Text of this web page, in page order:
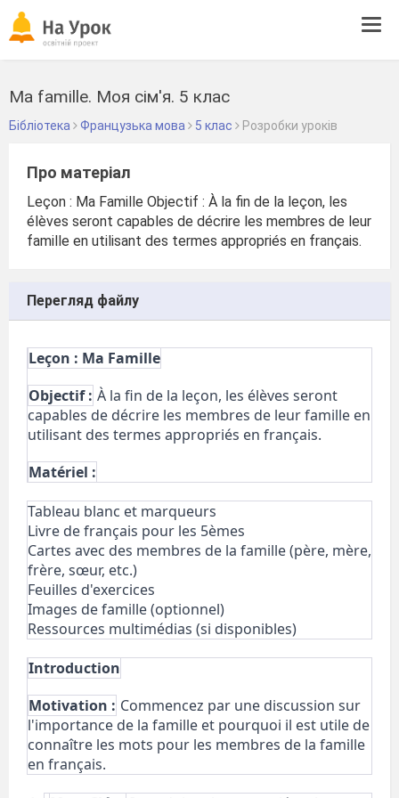
Ma famille. Моя сім'я. 5 клас
Бібліотека Французька мова 5 клас Розробки уроків
Про матеріал
Leçon : Ma Famille Objectif : À la fin de la leçon, les
élèves seront capables de décrire les membres de leur
famille en utilisant des termes appropriés en français.
Перегляд файлу
Leçon : Ma Famille
Objectif : À la fin de la leçon, les élèves seront
capables de décrire les membres de leur famille en
utilisant des termes appropriés en français.
Matériel :
Tableau blanc et marqueurs
Livre de français pour les 5èmes
Cartes avec des membres de la famille (père, mère,
frère, sœur, etc.)
Feuilles d'exercices
Images de famille (optionnel)
Ressources multimédias (si disponibles)
Introduction
Motivation : Commencez par une discussion sur
l'importance de la famille et pourquoi il est utile de
connaître les mots pour les membres de la famille
en français.